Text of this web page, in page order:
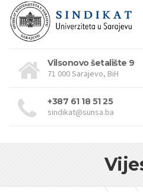
Vilsonovo šetalište 9
71 000 Sarajevo, BiH
+387 61 18 51 25
sindikat@sunsa.ba